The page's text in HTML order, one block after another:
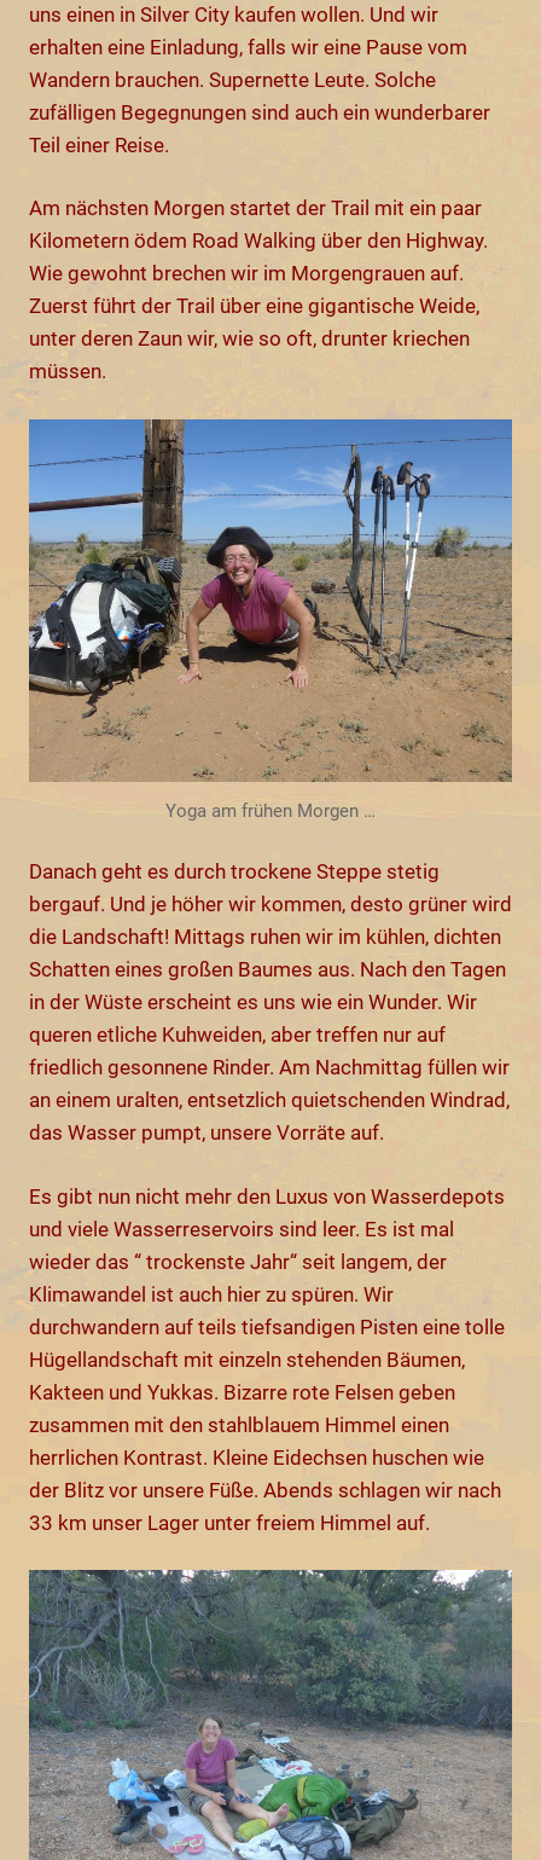
uns einen in Silver City kaufen wollen. Und wir
erhalten eine Einladung, falls wir eine Pause vom
Wandern brauchen. Supernette Leute. Solche
zufälligen Begegnungen sind auch ein wunderbarer
Teil einer Reise.
Am nächsten Morgen startet der Trail mit ein paar
Kilometern ödem Road Walking über den Highway.
Wie gewohnt brechen wir im Morgengrauen auf.
Zuerst führt der Trail über eine gigantische Weide,
unter deren Zaun wir, wie so oft, drunter kriechen
müssen.
Yoga am frühen Morgen …
Danach geht es durch trockene Steppe stetig
bergauf. Und je höher wir kommen, desto grüner wird
die Landschaft! Mittags ruhen wir im kühlen, dichten
Schatten eines großen Baumes aus. Nach den Tagen
in der Wüste erscheint es uns wie ein Wunder. Wir
queren etliche Kuhweiden, aber treffen nur auf
friedlich gesonnene Rinder. Am Nachmittag füllen wir
an einem uralten, entsetzlich quietschenden Windrad,
das Wasser pumpt, unsere Vorräte auf.
Es gibt nun nicht mehr den Luxus von Wasserdepots
und viele Wasserreservoirs sind leer. Es ist mal
wieder das “ trockenste Jahr“ seit langem, der
Klimawandel ist auch hier zu spüren. Wir
durchwandern auf teils tiefsandigen Pisten eine tolle
Hügellandschaft mit einzeln stehenden Bäumen,
Kakteen und Yukkas. Bizarre rote Felsen geben
zusammen mit den stahlblauem Himmel einen
herrlichen Kontrast. Kleine Eidechsen huschen wie
der Blitz vor unsere Füße. Abends schlagen wir nach
33 km unser Lager unter freiem Himmel auf.